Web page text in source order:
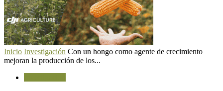
Inicio Investigación Con un hongo como agente de crecimiento
mejoran la producción de los...